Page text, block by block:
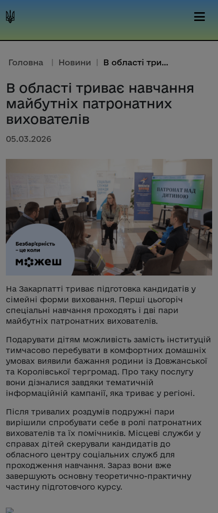
Головна | Новини | В області триває навчання майб...
В області триває навчання
майбутніх патронатних
вихователів
05.03.2026
На Закарпатті триває підготовка кандидатів у
сімейні форми виховання. Перші цьогоріч
спеціальні навчання проходять і дві пари
майбутніх патронатних вихователів.
Подарувати дітям можливість замість інституцій
тимчасово перебувати в комфортних домашніх
умовах виявили бажання родини із Довжанської
та Королівської тергромад. Про таку послугу
вони дізналися завдяки тематичній
інформаційній кампанії, яка триває у регіоні.
Після тривалих роздумів подружні пари
вирішили спробувати себе в ролі патронатних
вихователів та їх помічників. Місцеві служби у
справах дітей скерували кандидатів до
обласного центру соціальних служб для
проходження навчання. Зараз вони вже
завершують основну теоретично-практичну
частину підготовчого курсу.